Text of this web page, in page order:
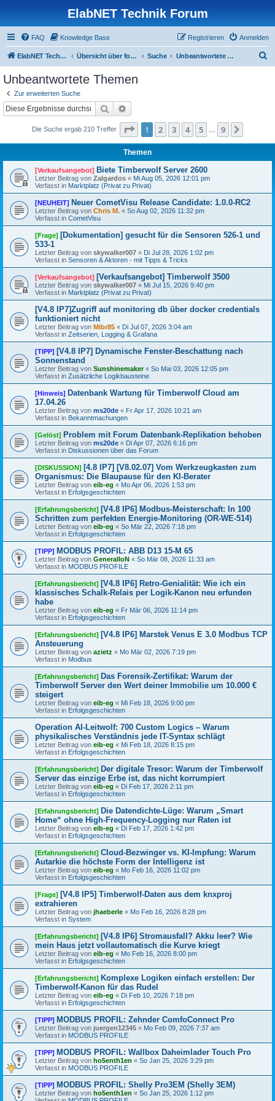
ElabNET Technik Forum
FAQ Knowledge Base Anmelden
Registrieren
ElabNET Technik Forum Übersicht über forum.timberwolf.io Suche Unbeantwortete Themen
Unbeantwortete Themen
Zur erweiterten Suche
Suche
Die Suche ergab 210 Treffer Seite 1von
1 2 3 4 5 9
Themen
[Verkaufsangebot] Biete Timberwolf Server 2600
Letzter Beitrag von Zalgardos « Mi Aug 05, 2026 12:01 pm
Verfasst in Marktplatz (Privat zu Privat)
[NEUHEIT] Neuer CometVisu Release Candidate: 1.0.0-RC2
Letzter Beitrag von Chris M. « So Aug 02, 2026 11:32 pm
Verfasst in CometVisu
[Frage] [Dokumentation] gesucht für die Sensoren 526-1 und
533-1
Letzter Beitrag von skywalker007 « Di Jul 28, 2026 1:02 pm
Verfasst in Sensoren & Aktoren - mit Tipps & Tricks
[Verkaufsangebot] [Verkaufsangebot] Timberwolf 3500
Letzter Beitrag von skywalker007 « Mi Jul 15, 2026 9:40 pm
Verfasst in Marktplatz (Privat zu Privat)
[V4.8 IP7]Zugriff auf monitoring db über docker credentials
funktioniert nicht
Letzter Beitrag von Mibr85 « Di Jul 07, 2026 3:04 am
Verfasst in Zeitserien, Logging & Grafana
[TIPP] [V4.8 IP7] Dynamische Fenster-Beschattung nach
Sonnenstand
Letzter Beitrag von Sunshinemaker« So Mai 03, 2026 12:05 pm
Verfasst in Zusätzliche Logikbausteine
[Hinweis] Datenbank Wartung für Timberwolf Cloud am
17.04.26
Letzter Beitrag von ms20de « Fr Apr 17, 2026 10:21 am
Verfasst in Bekanntmachungen
[Gelöst] Problem mit Forum Datenbank-Replikation behoben
Letzter Beitrag von ms20de « Di Apr 07, 2026 6:16 pm
Verfasst in Diskussionen über das Forum
[DISKUSSION] [4.8 IP7] [V8.02.07] Vom Werkzeugkasten zum
Organismus: Die Blaupause für den KI-Berater
Letzter Beitrag von eib-eg « Mo Apr 06, 2026 1:53 pm
Verfasst in Erfolgsgeschichten
[Erfahrungsbericht] [V4.8 IP6] Modbus-Meisterschaft: In 100
Schritten zum perfekten Energie-Monitoring (OR-WE-514)
Letzter Beitrag von eib-eg « So Mär 22, 2026 7:18 pm
Verfasst in Erfolgsgeschichten
[TIPP] MODBUS PROFIL: ABB D13 15-M 65
Letzter Beitrag von GeneralIoN « So Mär 08, 2026 11:33 am
Verfasst in MODBUS PROFILE
[Erfahrungsbericht] [V4.8 IP6] Retro-Genialität: Wie ich ein
klassisches Schalk-Relais per Logik-Kanon neu erfunden
habe
Letzter Beitrag von eib-eg « Fr Mär 06, 2026 11:14 pm
Verfasst in Erfolgsgeschichten
[Erfahrungsbericht] [V4.8 IP6] Marstek Venus E 3.0 Modbus TCP
Ansteuerung
Letzter Beitrag von azietz « Mo Mär 02, 2026 7:19 pm
Verfasst in Modbus
[Erfahrungsbericht] Das Forensik-Zertifikat: Warum der
Timberwolf Server den Wert deiner Immobilie um 10.000 €
steigert
Letzter Beitrag von eib-eg « Mi Feb 18, 2026 9:00 pm
Verfasst in Erfolgsgeschichten
Operation AI-Leitwolf: 700 Custom Logics – Warum
physikalisches Verständnis jede IT-Syntax schlägt
Letzter Beitrag von eib-eg « Mi Feb 18, 2026 8:15 pm
Verfasst in Erfolgsgeschichten
[Erfahrungsbericht] Der digitale Tresor: Warum der Timberwolf
Server das einzige Erbe ist, das nicht korrumpiert
Letzter Beitrag von eib-eg « Di Feb 17, 2026 2:11 pm
Verfasst in Erfolgsgeschichten
[Erfahrungsbericht] Die Datendichte-Lüge: Warum „Smart
Home“ ohne High-Frequency-Logging nur Raten ist
Letzter Beitrag von eib-eg « Di Feb 17, 2026 1:42 pm
Verfasst in Erfolgsgeschichten
[Erfahrungsbericht] Cloud-Bezwinger vs. KI-Impfung: Warum
Autarkie die höchste Form der Intelligenz ist
Letzter Beitrag von eib-eg « Mo Feb 16, 2026 11:02 pm
Verfasst in Erfolgsgeschichten
[Frage] [V4.8 IP5] Timberwolf-Daten aus dem knxproj
extrahieren
Letzter Beitrag von jhaeberle « Mo Feb 16, 2026 8:28 pm
Verfasst in System
[Erfahrungsbericht] [V4.8 IP6] Stromausfall? Akku leer? Wie
mein Haus jetzt vollautomatisch die Kurve kriegt
Letzter Beitrag von eib-eg « Mo Feb 16, 2026 8:00 pm
Verfasst in Erfolgsgeschichten
[Erfahrungsbericht] Komplexe Logiken einfach erstellen: Der
Timberwolf-Kanon für das Rudel
Letzter Beitrag von eib-eg « Di Feb 10, 2026 7:18 pm
Verfasst in Erfolgsgeschichten
[TIPP] MODBUS PROFIL: Zehnder ComfoConnect Pro
Letzter Beitrag von juergen12345 « Mo Feb 09, 2026 7:37 am
Verfasst in MODBUS PROFILE
[TIPP] MODBUS PROFIL: Wallbox Daheimlader Touch Pro
Letzter Beitrag von ho5enth1en « So Jan 25, 2026 3:29 pm
Verfasst in MODBUS PROFILE
[TIPP] MODBUS PROFIL: Shelly Pro3EM (Shelly 3EM)
Letzter Beitrag von ho5enth1en « So Jan 25, 2026 1:12 pm